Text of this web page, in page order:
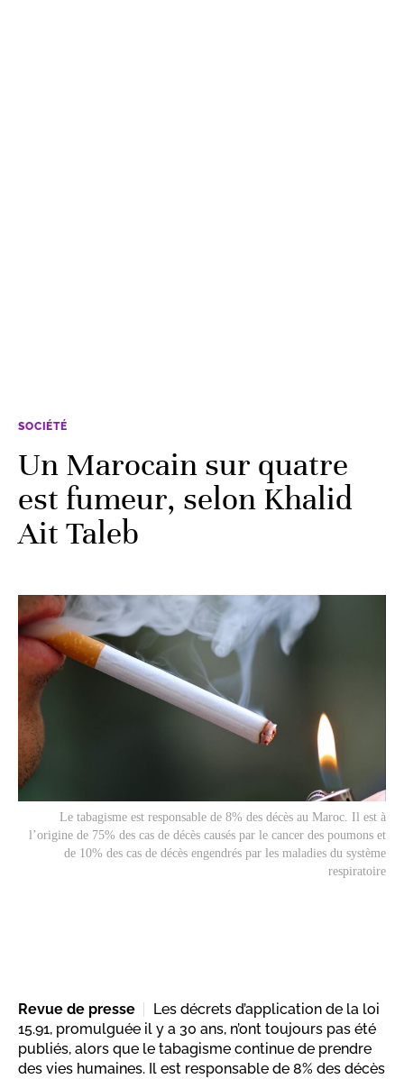
SOCIÉTÉ
Un Marocain sur quatre
est fumeur, selon Khalid
Ait Taleb
Le tabagisme est responsable de 8% des décès au Maroc. Il est à
l’origine de 75% des cas de décès causés par le cancer des poumons et
de 10% des cas de décès engendrés par les maladies du système
respiratoire
Revue de presse
Les décrets d’application de la loi
15.91, promulguée il y a 30 ans, n’ont toujours pas été
publiés, alors que le tabagisme continue de prendre
des vies humaines. Il est responsable de 8% des décès